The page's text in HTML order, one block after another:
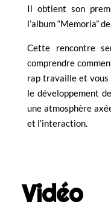
Il obtient son
l’album “Memoria”
Cette rencontre
comprendre
rap travaille et vous
le développement
une atmosphère
et l’interaction.
Vidéo